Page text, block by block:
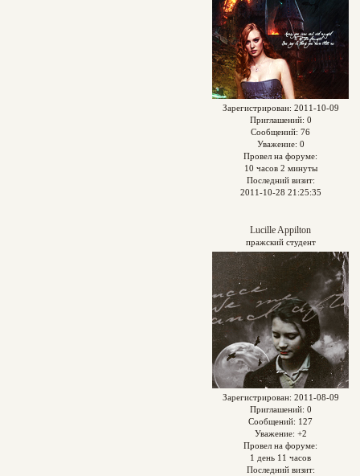
Зарегистрирован: 2011-10-09
Приглашений: 0
Сообщений: 76
Уважение: 0
Провел на форуме:
10 часов 2 минуты
Последний визит:
2011-10-28 21:25:35
Lucille Appilton
пражский студент
Зарегистрирован: 2011-08-09
Приглашений: 0
Сообщений: 127
Уважение: +2
Провел на форуме:
1 день 11 часов
Последний визит: